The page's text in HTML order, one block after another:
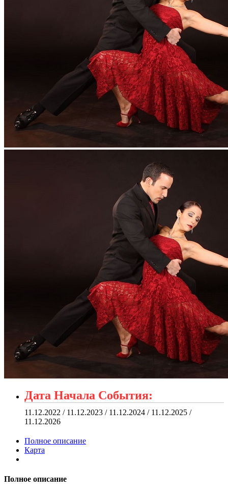
Дата Начала События:
11.12.2022 / 11.12.2023 / 11.12.2024 / 11.12.2025 /
11.12.2026
Полное описание
Карта
Полное описание